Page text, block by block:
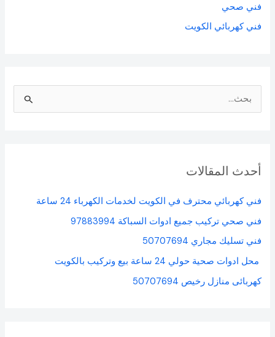
فني صحي
فني كهربائي الكويت
ث
ن
:
أحدث المقالات
فني كهربائي محترف في الكويت لخدمات الكهرباء 24 ساعة
فني صحي تركيب جميع ادوات السباكة 97883994
فني تسليك مجاري 50707694
محل ادوات صحية حولي 24 ساعة بيع وتركيب بالكويت
كهربائى منازل رخيص 50707694